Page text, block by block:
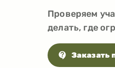
Проверяем
делать, где
Заказать